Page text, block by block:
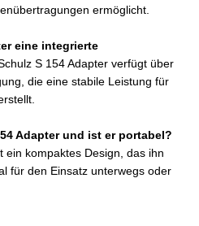
ermöglicht.
eine integrierte
S 154 Adapter verfügt über
die eine stabile Leistung für
Adapter und ist er portabel?
ein kompaktes Design, das ihn
für den Einsatz unterwegs oder